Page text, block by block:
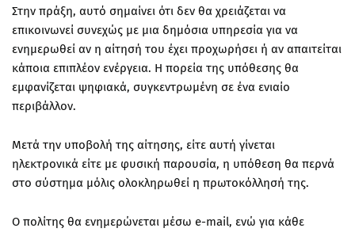
Στην πράξη, αυτό σημαίνει ότι δεν θα χρειάζεται να
επικοινωνεί συνεχώς με μια δημόσια υπηρεσία για να
ενημερωθεί αν η αίτησή του έχει προχωρήσει ή αν απαιτείται
κάποια επιπλέον ενέργεια. Η πορεία της υπόθεσης θα
εμφανίζεται ψηφιακά, συγκεντρωμένη σε ένα ενιαίο
περιβάλλον.
Μετά την υποβολή της αίτησης, είτε αυτή γίνεται
ηλεκτρονικά είτε με φυσική παρουσία, η υπόθεση θα περνά
στο σύστημα μόλις ολοκληρωθεί η πρωτοκόλλησή της.
Ο πολίτης θα ενημερώνεται μέσω e-mail, ενώ για κάθε